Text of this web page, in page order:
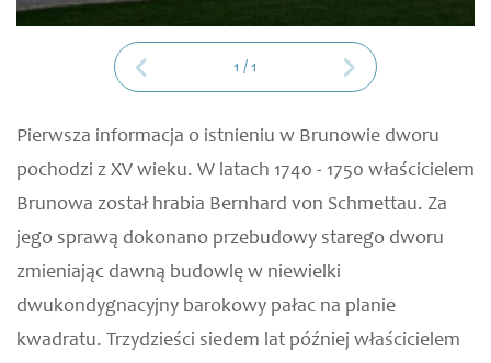
1 /1
Pierwsza informacja o istnieniu w Brunowie dworu
pochodzi z XV wieku. W latach 1740 - 1750 właścicielem
Brunowa został hrabia Bernhard von Schmettau. Za
jego sprawą dokonano przebudowy starego dworu
zmieniając dawną budowlę w niewielki
dwukondygnacyjny barokowy pałac na planie
kwadratu. Trzydzieści siedem lat później właścicielem